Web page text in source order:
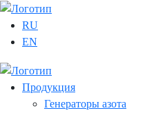
RU
EN
Продукция
Генераторы азота